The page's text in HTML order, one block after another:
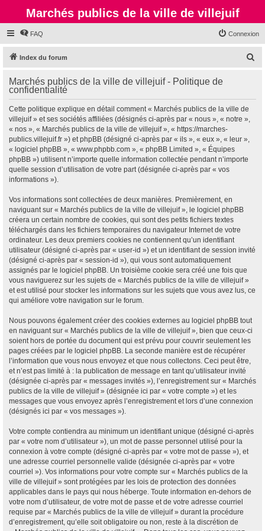
Marchés publics de la ville de villejuif
FAQ Connexion
Index du forum
h
Marchés publics de la ville de villejuif - Politique de
confidentialité
Cette politique explique en détail comment « Marchés publics de la ville de
villejuif » et ses sociétés affiliées (désignés ci-après par « nous », « notre »,
« nos », « Marchés publics de la ville de villejuif », « https://marches-
publics.villejuif.fr ») et phpBB (désigné ci-après par « ils », « eux », « leur »,
« logiciel phpBB », « www.phpbb.com », « phpBB Limited », « Équipes
phpBB ») utilisent n’importe quelle information collectée pendant n’importe
quelle session d’utilisation de votre part (désignée ci-après par « vos
informations »).
Vos informations sont collectées de deux manières. Premièrement, en
naviguant sur « Marchés publics de la ville de villejuif », le logiciel phpBB
créera un certain nombre de cookies, qui sont des petits fichiers textes
téléchargés dans les fichiers temporaires du navigateur Internet de votre
ordinateur. Les deux premiers cookies ne contiennent qu’un identifiant
utilisateur (désigné ci-après par « user-id ») et un identifiant de session invité
(désigné ci-après par « session-id »), qui vous sont automatiquement
assignés par le logiciel phpBB. Un troisième cookie sera créé une fois que
vous naviguerez sur les sujets de « Marchés publics de la ville de villejuif »
et est utilisé pour stocker les informations sur les sujets que vous avez lus, ce
qui améliore votre navigation sur le forum.
Nous pouvons également créer des cookies externes au logiciel phpBB tout
en naviguant sur « Marchés publics de la ville de villejuif », bien que ceux-ci
soient hors de portée du document qui est prévu pour couvrir seulement les
pages créées par le logiciel phpBB. La seconde manière est de récupérer
l’information que vous nous envoyez et que nous collectons. Ceci peut être,
et n’est pas limité à : la publication de message en tant qu’utilisateur invité
(désignée ci-après par « messages invités »), l’enregistrement sur « Marchés
publics de la ville de villejuif » (désignée ici par « votre compte ») et les
messages que vous envoyez après l’enregistrement et lors d’une connexion
(désignés ici par « vos messages »).
Votre compte contiendra au minimum un identifiant unique (désigné ci-après
par « votre nom d’utilisateur »), un mot de passe personnel utilisé pour la
connexion à votre compte (désigné ci-après par « votre mot de passe »), et
une adresse courriel personnelle valide (désignée ci-après par « votre
courriel »). Vos informations pour votre compte sur « Marchés publics de la
ville de villejuif » sont protégées par les lois de protection des données
applicables dans le pays qui nous héberge. Toute information en-dehors de
votre nom d’utilisateur, de votre mot de passe et de votre adresse courriel
requise par « Marchés publics de la ville de villejuif » durant la procédure
d’enregistrement, qu’elle soit obligatoire ou non, reste à la discrétion de